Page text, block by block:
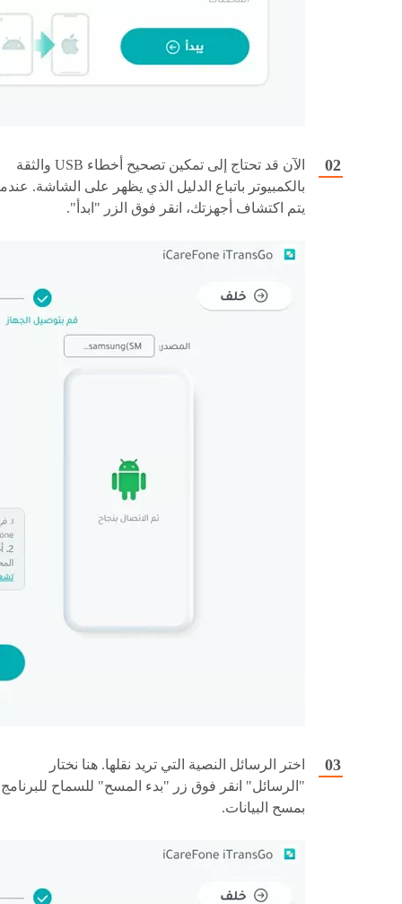
الآن قد تحتاج إلى تمكين تصحيح أخطاء USB والثقة
بالكمبيوتر باتباع الدليل الذي يظهر على الشاشة.
يتم اكتشاف أجهزتك، انقر فوق الزر "ابدأ".
اختر الرسائل النصية التي تريد نقلها. هنا نختار
"الرسائل" انقر فوق زر "بدء المسح" للسماح للبرنامج
بمسح البيانات.